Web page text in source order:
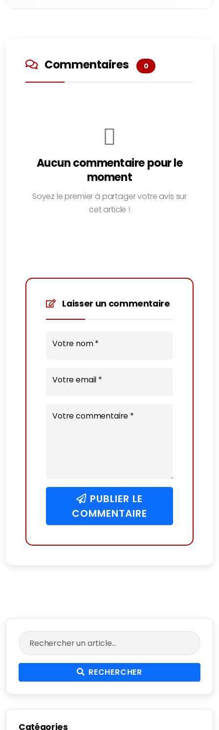
Commentaires 0
Aucun commentaire pour le
moment
Soyez le premier à partager votre avis sur
cet article !
Laisser un commentaire
Votre nom *
Votre email *
Votre commentaire *
PUBLIER LE
COMMENTAIRE
RECHERCHER
Catégories